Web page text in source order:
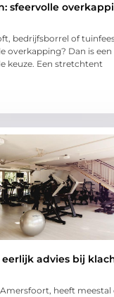
sfeervolle
bedrijfsborrel of
overkapping? Dan is
keuze. Een stretchtent
eerlijk advies bij
heeft meestal